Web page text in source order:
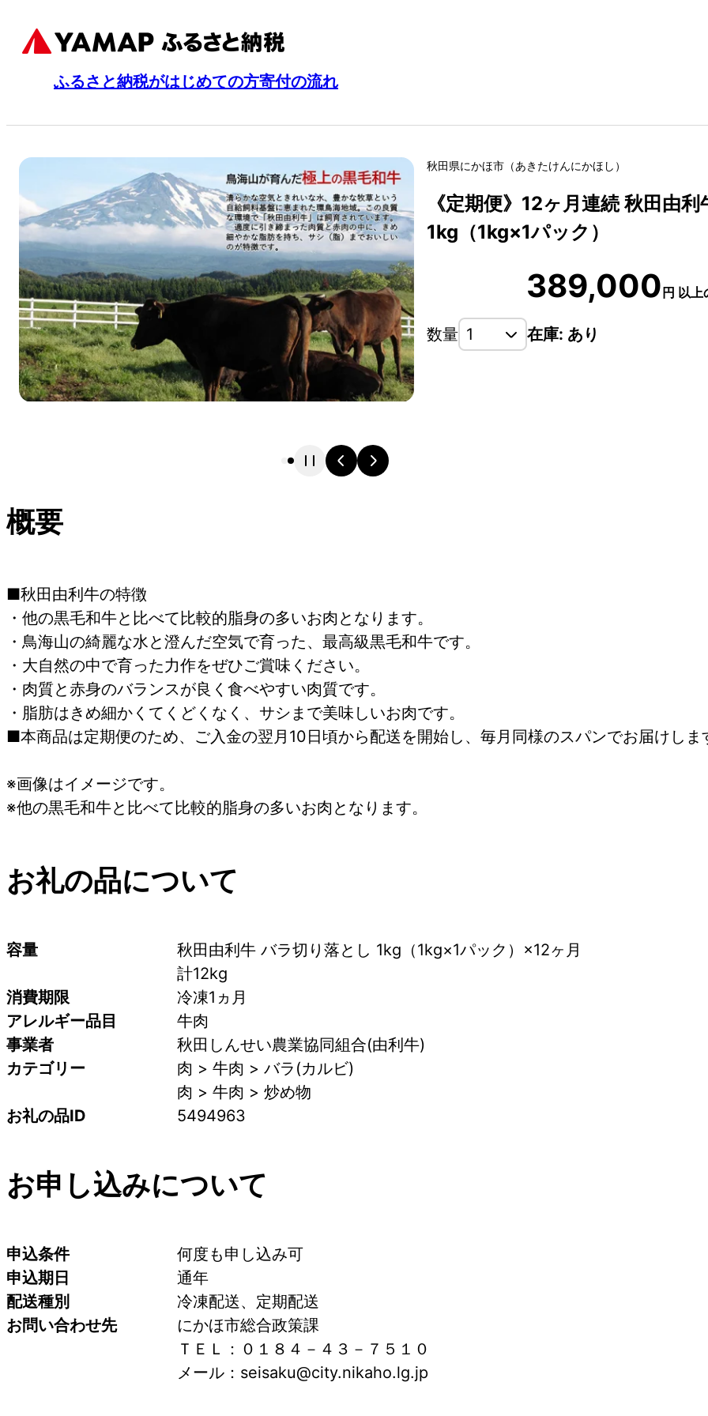
ふるさと納税がはじめての方寄付の流れ
秋田県にかほ市 （あきたけんにかほし ）
《定期便》12ヶ月連続 秋田由
1kg（1kg×1パック）
389,000円 以上
数量 在庫: あり
概要
■秋田由利牛の特徴
・他の黒毛和牛と比べて比較的脂身の多いお肉となります。
・鳥海山の綺麗な水と澄んだ空気で育った、最高級黒毛和牛です。
・大自然の中で育った力作をぜひご賞味ください。
・肉質と赤身のバランスが良く食べやすい肉質です。
・脂肪はきめ細かくてくどくなく、サシまで美味しいお肉です。
■本商品は定期便のため、ご入金の翌月10日頃から配送を開始し、毎月同様のスパンでお届けしま
※画像はイメージです。
※他の黒毛和牛と比べて比較的脂身の多いお肉となります。
お礼の品について
容量
秋田由利牛 バラ切り落とし 1kg（1kg×1パック）×12ヶ月
計12kg
消費期限
冷凍1ヵ月
アレルギー品目
牛肉
事業者
秋田しんせい農業協同組合(由利牛)
カテゴリー
肉 > 牛肉 > バラ(カルビ)
肉 > 牛肉 > 炒め物
お礼の品ID
5494963
お申し込みについて
申込条件
何度も申し込み可
申込期日
通年
配送種別
冷凍配送、定期配送
お問い合わせ先
にかほ市総合政策課
ＴＥＬ：０１８４－４３－７５１０
メール：seisaku@city.nikaho.lg.jp